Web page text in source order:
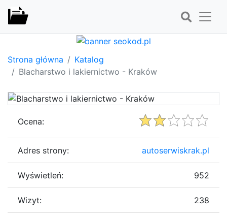
Strona główna
Katalog
Blacharstwo i lakiernictwo - Kraków
Ocena:
Adres strony: autoserwiskrak.pl
Wyświetleń: 952
Wizyt: 238